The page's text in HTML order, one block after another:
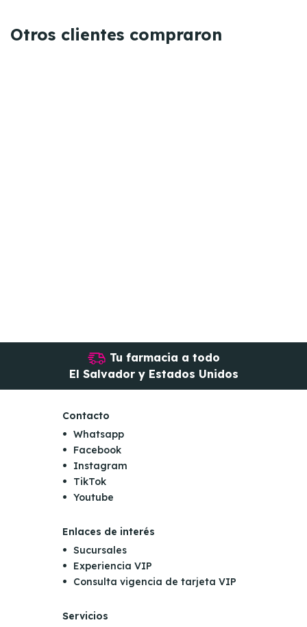
Otros clientes compraron
Tu farmacia a todo
El Salvador y Estados Unidos
Contacto
Whatsapp
Facebook
Instagram
TikTok
Youtube
Enlaces de interés
Sucursales
Experiencia VIP
Consulta vigencia de tarjeta VIP
Servicios